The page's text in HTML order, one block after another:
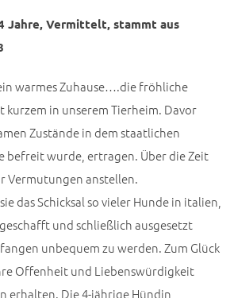
Jahre, Vermittelt, stammt aus
warmes Zuhause….die fröhliche
kurzem in unserem Tierheim. Davor
Zustände in dem staatlichen
befreit wurde, ertragen. Über die Zeit
Vermutungen anstellen.
das Schicksal so vieler Hunde in italien,
und schließlich ausgesetzt
unbequem zu werden. Zum Glück
Offenheit und Liebenswürdigkeit
erhalten. Die 4-jährige Hündin